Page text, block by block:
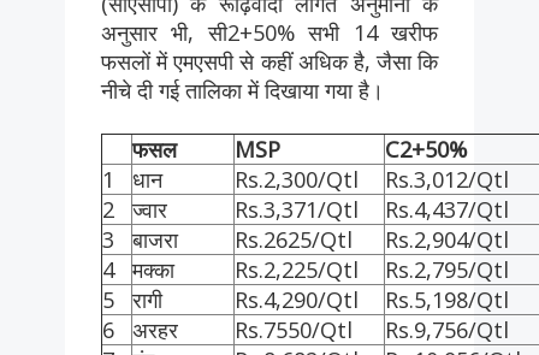
अनुसार भी, सी2+50% सभी 14 खरीफ
फसलों में एमएसपी से कहीं अधिक है, जैसा कि
नीचे दी गई तालिका में दिखाया गया है।
फसल MSP
C2+50%
1
धान Rs.2,300/Qtl
Rs.3,012/Qtl
2
ज्वार Rs.3,371/Qtl
Rs.4,437/Qtl
3
बाजरा Rs.2625/Qtl
Rs.2,904/Qtl
4
मक्का Rs.2,225/Qtl
Rs.2,795/Qtl
5
रागी Rs.4,290/Qtl
Rs.5,198/Qtl
6
अरहर Rs.7550/Qtl
Rs.9,756/Qtl